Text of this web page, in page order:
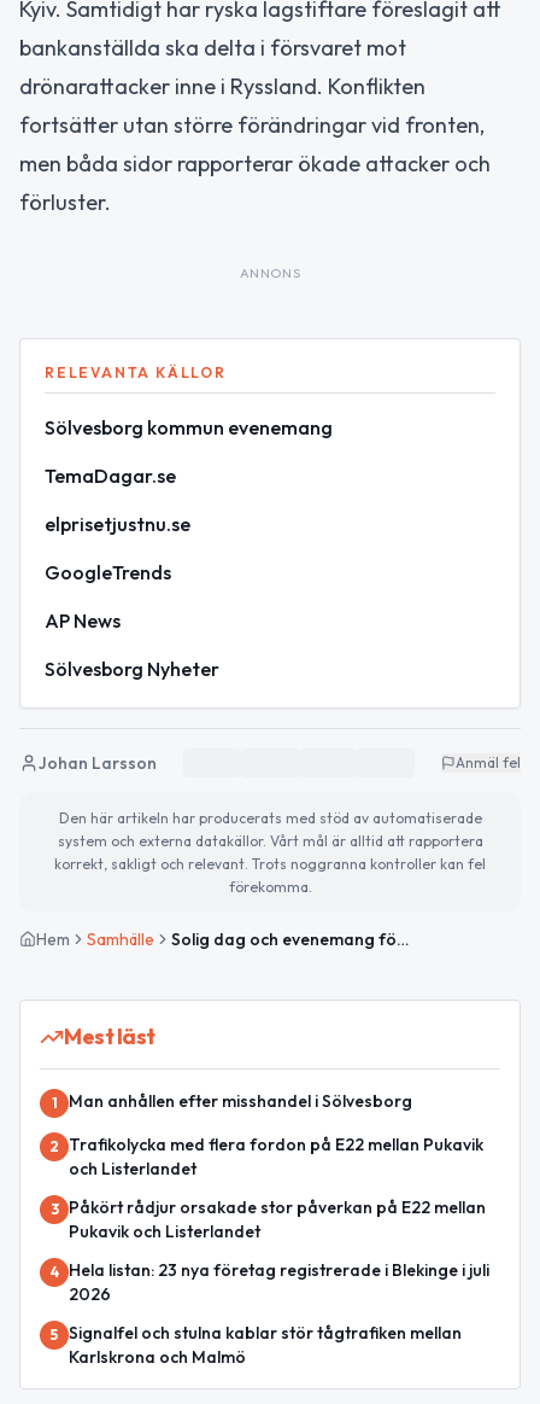
Kyiv. Samtidigt har ryska lagstiftare föreslagit att
bankanställda ska delta i försvaret mot
drönarattacker inne i Ryssland. Konflikten
fortsätter utan större förändringar vid fronten,
men båda sidor rapporterar ökade attacker och
förluster.
ANNONS
RELEVANTA KÄLLOR
Sölvesborg kommun evenemang
TemaDagar.se
elprisetjustnu.se
GoogleTrends
AP News
Sölvesborg Nyheter
Johan Larsson Anmäl fel
Den här artikeln har producerats med stöd av automatiserade
system och externa datakällor. Vårt mål är alltid att rapportera
korrekt, sakligt och relevant. Trots noggranna kontroller kan fel
förekomma.
Hem Samhälle Solig dag och evenemang för seniorer – tips för en stressfri vardag
Mest läst
1 Man anhållen efter misshandel i Sölvesborg
2
Trafikolycka med flera fordon på E22 mellan Pukavik
och Listerlandet
3
Påkört rådjur orsakade stor påverkan på E22 mellan
Pukavik och Listerlandet
4
Hela listan: 23 nya företag registrerade i Blekinge i juli
2026
5 Signalfel och stulna kablar stör tågtrafiken mellan
Karlskrona och Malmö